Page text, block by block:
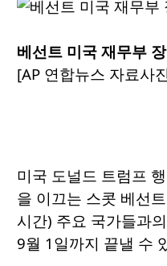
베선트 미국 재무부
[AP 연합뉴스 자료사
미국 도널드 트럼프
을 이끄는 스콧 베선
시간) 주요 국가들과
9월 1일까지 끝낼 수